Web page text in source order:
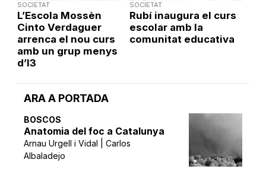
ARA A PORTADA
BOSCOS
Anatomia del foc a Catalunya
Arnau Urgell i Vidal | Carlos
Albaladejo
SOCIETAT
L’Escola Mossèn
Cinto Verdaguer
arrenca el nou curs
amb un grup menys
d’I3
SOCIETAT
Rubí inaugura el curs
escolar amb la
comunitat educativa